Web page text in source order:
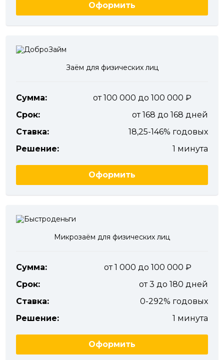
Оформить
Заём для физических лиц
Сумма:
от 100 000 до 100 000
Срок:
от 168 до 168 дней
Ставка:
18,25-146% годовых
Решение:
1 минута
Оформить
Микрозаём для физических лиц
Сумма:
от 1 000 до 100 000
Срок:
от 3 до 180 дней
Ставка:
0-292% годовых
Решение:
1 минута
Оформить